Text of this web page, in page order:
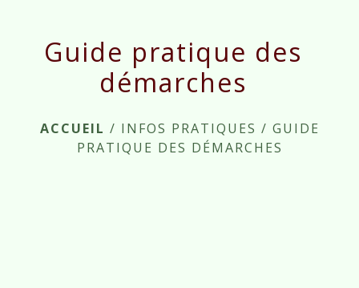
Guide pratique des
démarches
ACCUEIL / INFOS PRATIQUES / GUIDE
PRATIQUE DES DÉMARCHES